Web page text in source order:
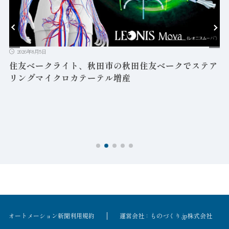
2026年8月5日
住友ベークライト、秋田市の秋田住友ベークでステア
リングマイクロカテーテル増産
オートメーション新聞利用規約 運営会社：ものづくり.jp株式会社